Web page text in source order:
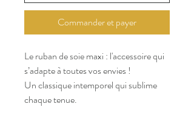
Commander et payer
Le ruban de soie maxi : l'accessoire qui
s’adapte à toutes vos envies !
Un classique intemporel qui sublime
chaque tenue.